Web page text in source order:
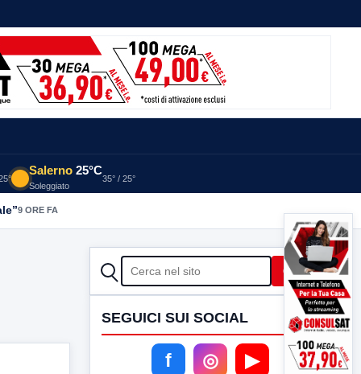
Salerno 25°C
Soleggiato
35° / 25°
9 ORE FA
CERCA Cerca
SEGUICI SUI SOCIAL
f ◎ ▶